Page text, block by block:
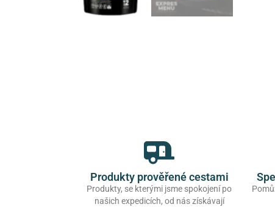
Produkty prověřené cestami
Produkty, se kterými jsme spokojení po
našich expedicích, od nás získávají